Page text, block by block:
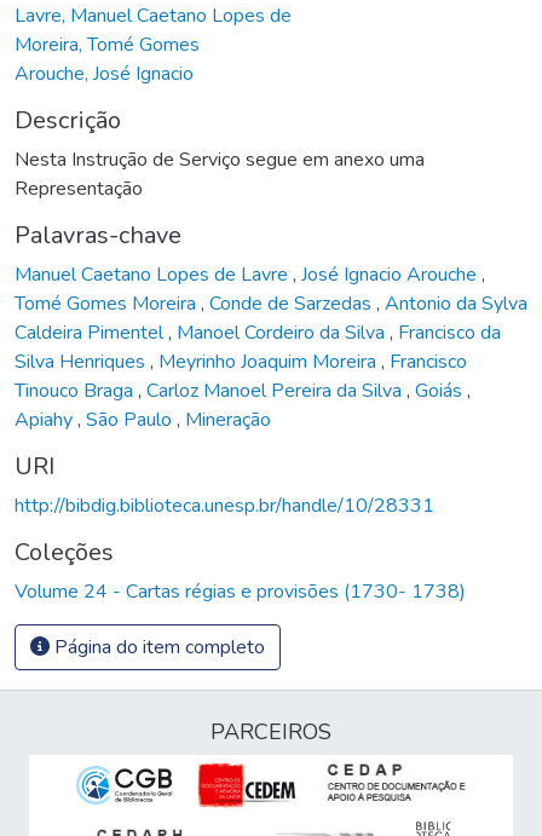
Lavre, Manuel Caetano Lopes de
Moreira, Tomé Gomes
Arouche, José Ignacio
Descrição
Nesta Instrução de Serviço segue em anexo uma
Representação
Palavras-chave
Manuel Caetano Lopes de Lavre , José Ignacio Arouche ,
Tomé Gomes Moreira , Conde de Sarzedas , Antonio da Sylva
Caldeira Pimentel, Manoel Cordeiro da Silva , Francisco da
Silva Henriques , Meyrinho Joaquim Moreira , Francisco
Tinouco Braga , Carloz Manoel Pereira da Silva , Goiás ,
Apiahy, São Paulo , Mineração
URI
http://bibdig.biblioteca.unesp.br/handle/10/28331
Coleções
Volume 24 - Cartas régias e provisões (1730- 1738)
Página do item completo
PARCEIROS